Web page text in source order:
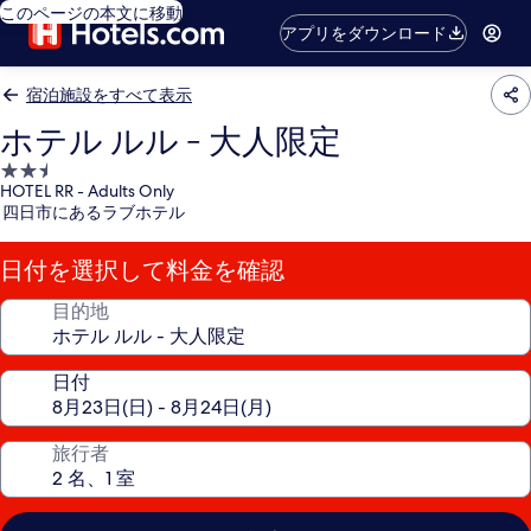
このページの本文に移動
アプリをダウンロード
宿泊施設をすべて表示
ホテル ルル - 大人限定
2.5
つ
星
宿
泊
施
HOTEL RR - Adults Only
四日市にあるラブホテル
日付を選択して料金を確認
目的地
日付
旅行者